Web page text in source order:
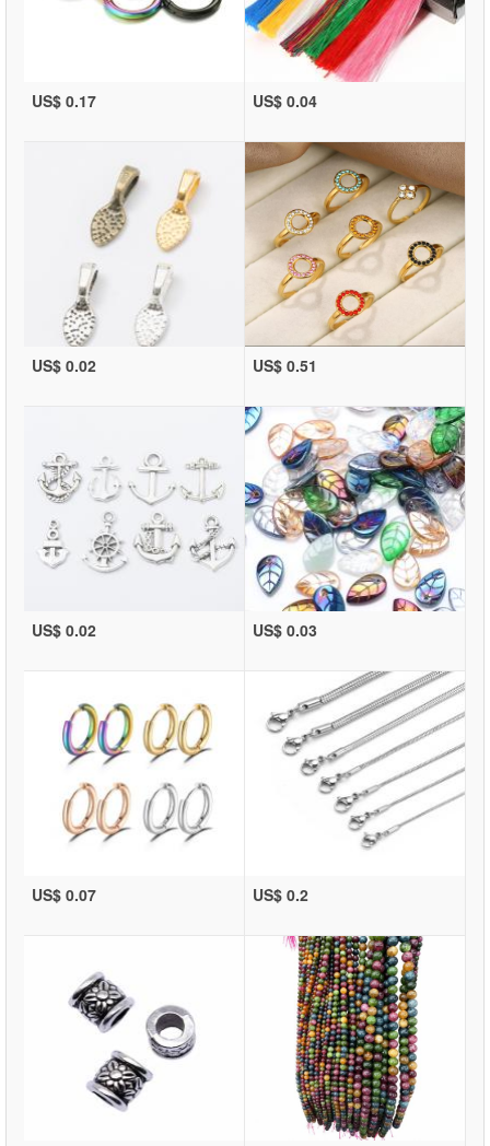
US$ 0.17 US$ 0.04
US$ 0.02 US$ 0.51
US$ 0.02 US$ 0.03
US$ 0.07 US$ 0.2